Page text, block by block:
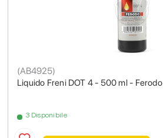
Liquido Freni DOT 4 - 500 ml - Ferodo
(AB4925)
3 Disponibile